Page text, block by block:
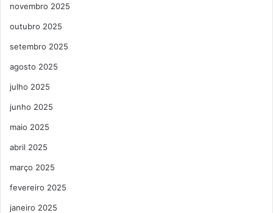
novembro 2025
outubro 2025
setembro 2025
agosto 2025
julho 2025
junho 2025
maio 2025
abril 2025
março 2025
fevereiro 2025
janeiro 2025